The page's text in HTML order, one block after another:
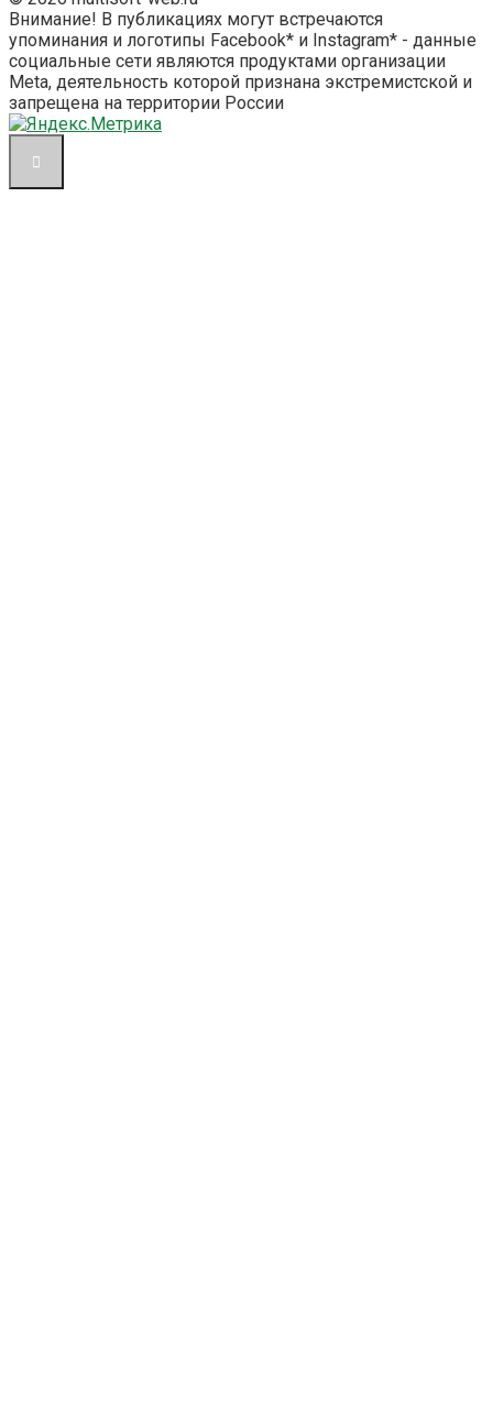
Внимание! В публикациях могут встречаются
упоминания и логотипы Facebook* и Instagram* - данные
социальные сети являются продуктами организации
Meta, деятельность которой признана экстремистской и
запрещена на территории России